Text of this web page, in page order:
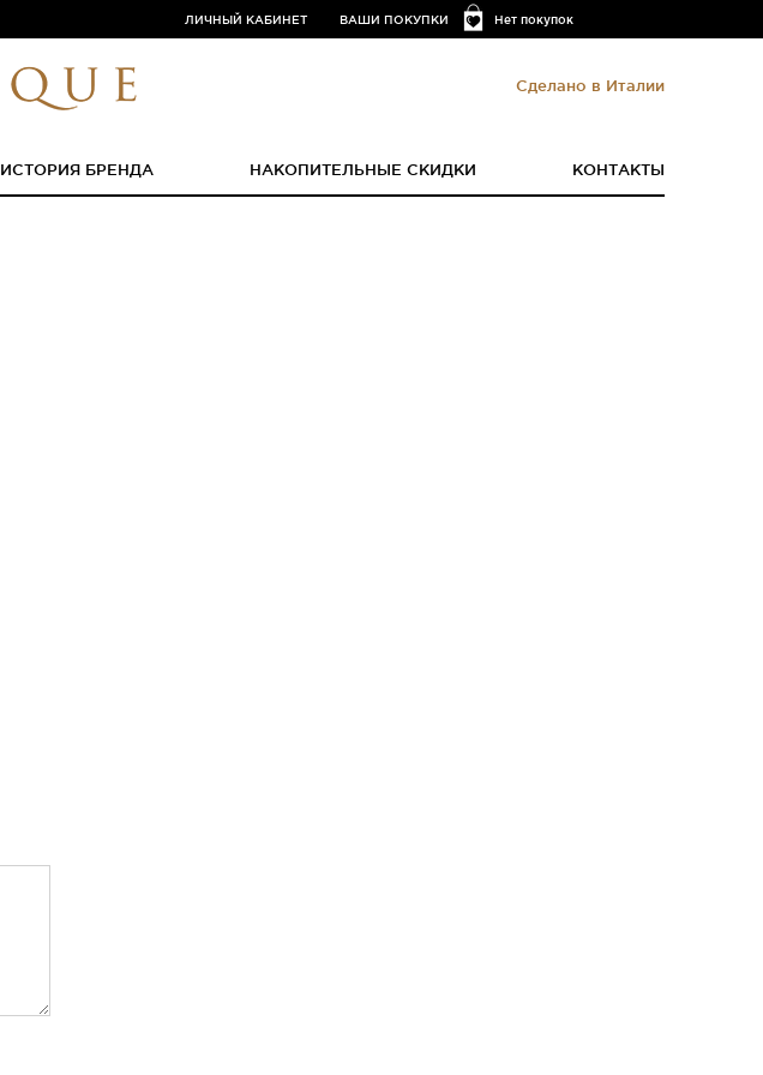
Нет покупок
ЛИЧНЫЙ КАБИНЕТ ВАШИ ПОКУПКИ
Сделано в Италии
ИСТОРИЯ БРЕНДА НАКОПИТЕЛЬНЫЕ СКИДКИ КОНТАКТЫ